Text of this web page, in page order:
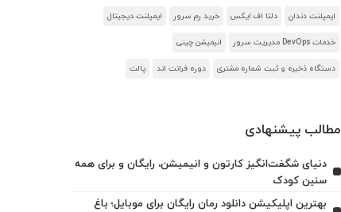
ایمپلنت دندان دلتا اف ایکس خرید رم سرور ایمپلنت دیجیتال
خدمات DevOps مدیریت سرور انیمیشن چینی
دستگاه ذخیره و ثبت شماره مشتری دوره فرانت اند پالت
مطالب پیشنهادی
دنیای شگفت‌انگیز کارتون و انیمیشن، رایگان و برای همه
سنین کودک
بهترین اپلیکیشن دانلود رمان رایگان برای موبایل؛ باغ